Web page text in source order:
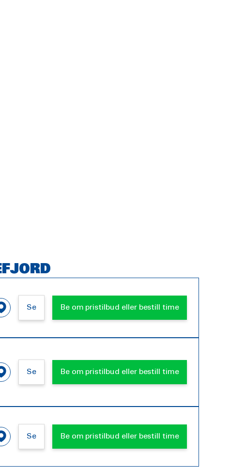
Se Be om pristilbud eller bestill time
Se Be om pristilbud eller bestill time
Se Be om pristilbud eller bestill time